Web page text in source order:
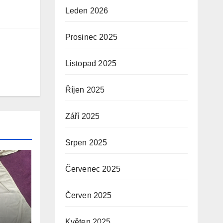
Leden 2026
Prosinec 2025
Listopad 2025
Říjen 2025
Září 2025
Srpen 2025
Červenec 2025
Červen 2025